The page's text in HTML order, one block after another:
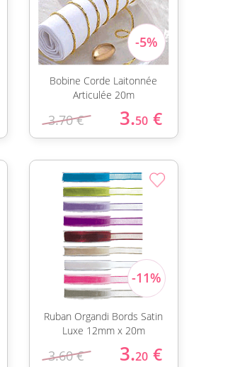
Bobine Corde Laitonnée
Articulée 20m
3.70 € 3.50 €
Ruban Organdi Bords Satin
Luxe 12mm x 20m
3.60 € 3.20 €